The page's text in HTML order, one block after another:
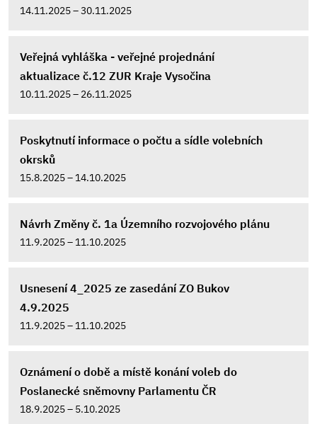
14.11.2025 – 30.11.2025
Veřejná vyhláška - veřejné projednání
aktualizace č.12 ZUR Kraje Vysočina
10.11.2025 – 26.11.2025
Poskytnutí informace o počtu a sídle volebních
okrsků
15.8.2025 – 14.10.2025
Návrh Změny č. 1a Územního rozvojového plánu
11.9.2025 – 11.10.2025
Usnesení 4_2025 ze zasedání ZO Bukov
4.9.2025
11.9.2025 – 11.10.2025
Oznámení o době a místě konání voleb do
Poslanecké sněmovny Parlamentu ČR
18.9.2025 – 5.10.2025